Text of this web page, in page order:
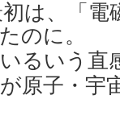
は、「電
たのに
るいう
が原子・宇